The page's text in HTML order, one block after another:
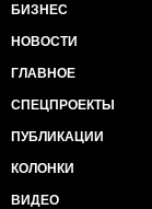
БИЗНЕС
НОВОСТИ
ГЛАВНОЕ
СПЕЦПРОЕКТЫ
ПУБЛИКАЦИИ
КОЛОНКИ
ВИДЕО